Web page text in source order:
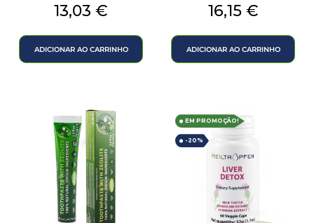
Preço
13,03 €
ADICIONAR AO CARRINHO
Preço
16,15 €
ADICIONAR AO CARRINHO
EM PROMOÇÃO!
-20%